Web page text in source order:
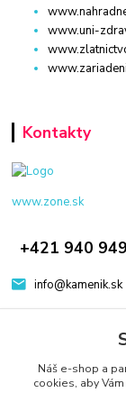
www.uni-
Kontakty
www.zone.sk
+421 940
info@kamenik.sk
Náš e-shop a
cookies, aby